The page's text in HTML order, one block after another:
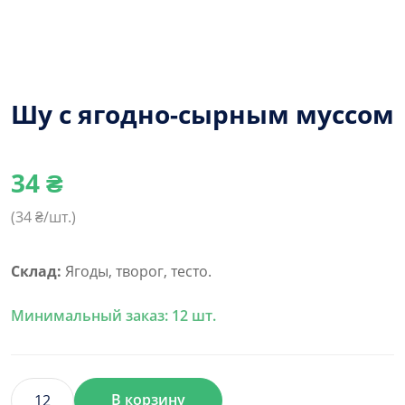
Шу с ягодно-сырным муссом
34₴
(34₴/шт.)
Склад: Ягоды, творог, тесто.
Минимальный заказ: 12 шт.
В корзину